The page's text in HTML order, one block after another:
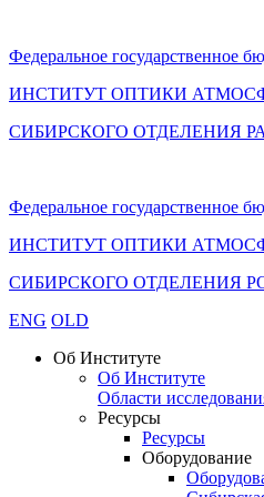
Федеральное государственное
ИНСТИТУТ ОПТИКИ
СИБИРСКОГО ОТДЕЛЕНИЯ
Федеральное государственное
ИНСТИТУТ ОПТИКИ
СИБИРСКОГО ОТДЕЛЕНИЯ
ENG OLD
Об Институте
Об Институте
Области
Ресурсы
Ресурсы
Оборудование